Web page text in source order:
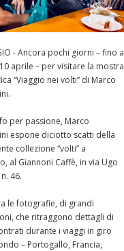
- Ancora pochi giorni – fino a
aprile – per visitare la mostra
“Viaggio nei volti” di Marco
per passione, Marco
espone diciotto scatti della
collezione “volti” a
al Giannoni Caffè, in via Ugo
46.
le fotografie, di grandi
che ritraggono dettagli di
durante i viaggi in giro
– Portogallo, Francia,